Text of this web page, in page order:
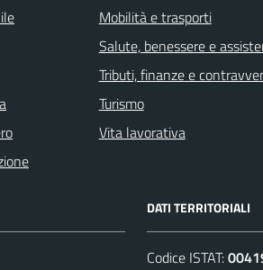
Mobilità e trasporti
Salute, benessere e
Tributi, finanze e
Turismo
Vita lavorativa
DATI TERRITORIALI
Codice ISTAT: